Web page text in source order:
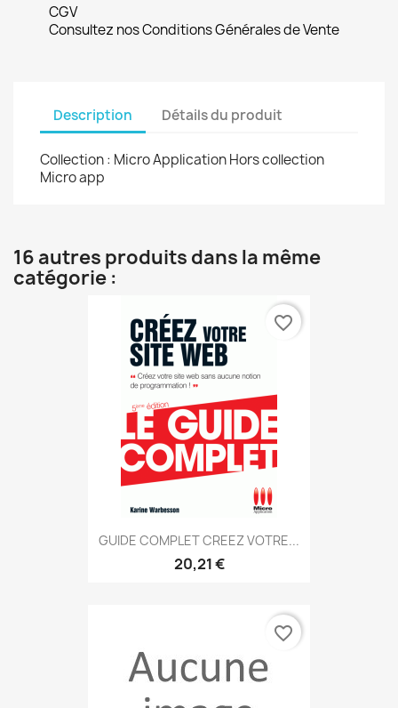
CGV
Consultez nos Conditions Générales de Vente
Description Détails du produit
Collection : Micro Application Hors collection
Micro app
16 autres produits dans la même
catégorie :
GUIDE COMPLET CREEZ VOTRE...
20,21 €
favorite_border
favorite_border